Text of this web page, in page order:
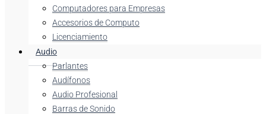
Computadores para Empresas
Accesorios de Computo
Licenciamiento
Audio
Parlantes
Audífonos
Audio Profesional
Barras de Sonido